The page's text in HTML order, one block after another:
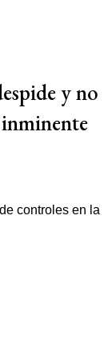
y no